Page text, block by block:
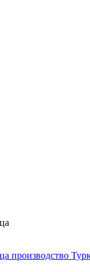
производство